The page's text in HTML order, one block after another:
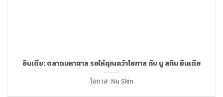
อินเดีย: ตลาดมหาศาล รอให้คุณคว้าโอกาส กับ นู สกิน อินเดีย
โอกาส: Nu Skin